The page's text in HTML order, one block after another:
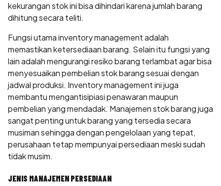
kekurangan stok ini bisa dihindari karena jumlah barang
dihitung secara teliti.
Fungsi utama inventory management adalah
memastikan ketersediaan barang. Selain itu fungsi yang
lain adalah mengurangi resiko barang terlambat agar bisa
menyesuaikan pembelian stok barang sesuai dengan
jadwal produksi. Inventory management ini juga
membantu mengantisipiasi penawaran maupun
pembelian yang mendadak. Manajemen stok barang juga
sangat penting untuk barang yang tersedia secara
musiman sehingga dengan pengelolaan yang tepat,
perusahaan tetap mempunyai persediaan meski sudah
tidak musim.
JENIS MANAJEMEN PERSEDIAAN